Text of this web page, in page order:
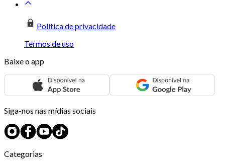
Política de privacidade
Termos de uso
Baixe o app
Siga-nos nas mídias sociais
Categorias